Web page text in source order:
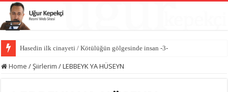
Hasedin ilk cinayeti / Kötülüğün gölgesinde insan -3-
Home /Şiirlerim /LEBBEYK YA HÜSEYN